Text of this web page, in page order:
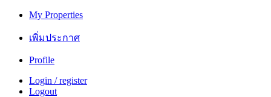
My Properties
เพิ่มประกาศ
Profile
Login / register
Logout